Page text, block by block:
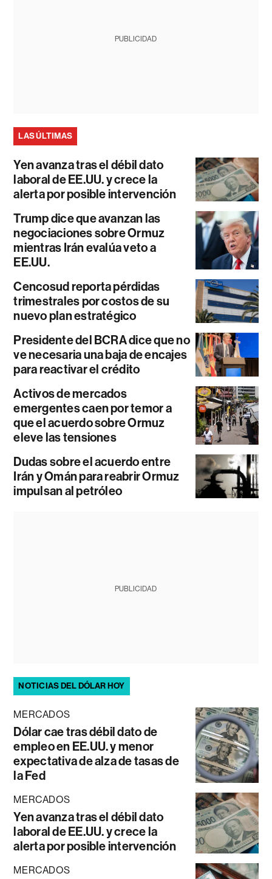
PUBLICIDAD
LAS ÚLTIMAS
Yen avanza tras el débil dato
laboral de EE.UU. y crece la
alerta por posible intervención
Trump dice que avanzan las
negociaciones sobre Ormuz
mientras Irán evalúa veto a
EE.UU.
Cencosud reporta pérdidas
trimestrales por costos de su
nuevo plan estratégico
Presidente del BCRA dice que no
ve necesaria una baja de encajes
para reactivar el crédito
Activos de mercados
emergentes caen por temor a
que el acuerdo sobre Ormuz
eleve las tensiones
Dudas sobre el acuerdo entre
Irán y Omán para reabrir Ormuz
impulsan al petróleo
PUBLICIDAD
NOTICIAS DEL DÓLAR HOY
MERCADOS
Dólar cae tras débil dato de
empleo en EE.UU. y menor
expectativa de alza de tasas de
la Fed
MERCADOS
Yen avanza tras el débil dato
laboral de EE.UU. y crece la
alerta por posible intervención
MERCADOS